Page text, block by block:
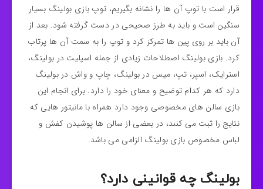
قرار است با توپ آن ها را نشانه بگیریم، توپ بازی بولینگ بسیار
سنگین است و باید به طرز صحیحی در دست گرفته شود. بعد از
آن باید بر روی پین ها تمرکز کرد و توپ را به سمت آن ها پرتاب
کرد. بازی بولینگ اصطلاحات زیادی از جمله اسپلیت در بولینگ،
استرایک، اسپر، تپ، میس در بولینگ، چاپ و واش در بولینگ
دارد که هر کدام توضیح و معنای خود را دارد. برای انجام این
بازی سالن های مخصوصی وجود دارد همراه با مانیتور هایی که
نتایج را ثبت می کنند، در بعضی از سالن ها پوشیدن کفش و
لباس مخصوص بازی بولینگ الزامی می باشد.
بولینگ چه قوانینی دارد؟